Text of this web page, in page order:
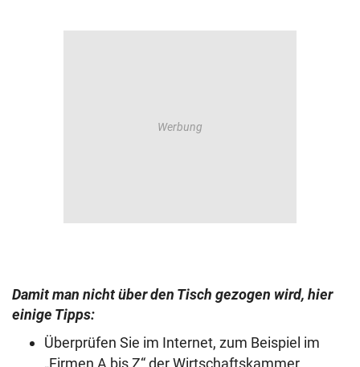
Damit man nicht über den Tisch gezogen wird, hier
einige Tipps:
Überprüfen Sie im Internet, zum Beispiel im